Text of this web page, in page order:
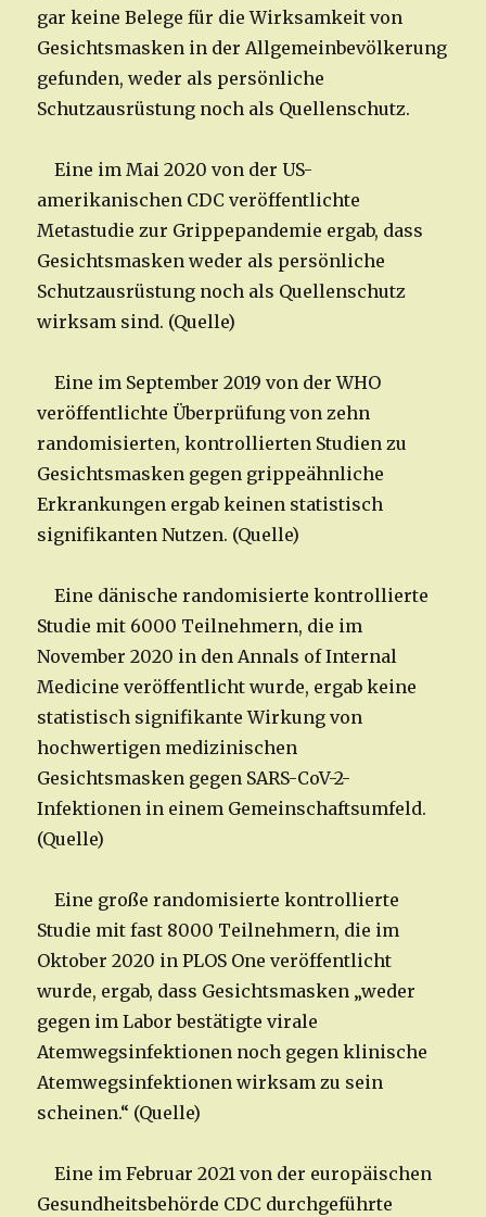
gar keine Belege für die Wirksamkeit von
Gesichtsmasken in der Allgemeinbevölkerung
gefunden, weder als persönliche
Schutzausrüstung noch als Quellenschutz.
Eine im Mai 2020 von der US-
amerikanischen CDC veröffentlichte
Metastudie zur Grippepandemie ergab, dass
Gesichtsmasken weder als persönliche
Schutzausrüstung noch als Quellenschutz
wirksam sind. (Quelle)
Eine im September 2019 von der WHO
veröffentlichte Überprüfung von zehn
randomisierten, kontrollierten Studien zu
Gesichtsmasken gegen grippeähnliche
Erkrankungen ergab keinen statistisch
signifikanten Nutzen. (Quelle)
Eine dänische randomisierte kontrollierte
Studie mit 6000 Teilnehmern, die im
November 2020 in den Annals of Internal
Medicine veröffentlicht wurde, ergab keine
statistisch signifikante Wirkung von
hochwertigen medizinischen
Gesichtsmasken gegen SARS-CoV-2-
Infektionen in einem Gemeinschaftsumfeld.
(Quelle)
Eine große randomisierte kontrollierte
Studie mit fast 8000 Teilnehmern, die im
Oktober 2020 in PLOS One veröffentlicht
wurde, ergab, dass Gesichtsmasken „weder
gegen im Labor bestätigte virale
Atemwegsinfektionen noch gegen klinische
Atemwegsinfektionen wirksam zu sein
scheinen.“ (Quelle)
Eine im Februar 2021 von der europäischen
Gesundheitsbehörde CDC durchgeführte